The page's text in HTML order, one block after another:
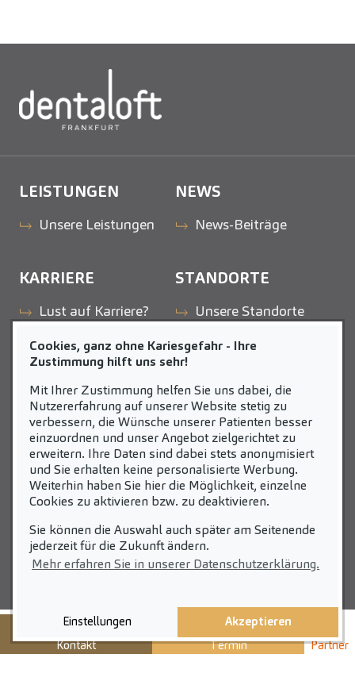
LEISTUNGEN
Unsere Leistungen
NEWS
News-Beiträge
KARRIERE
Lust auf Karriere?
Fakten
Geschichten aus
der Praxis
Initiativbewerbung
STANDORTE
Unsere Standorte
ZAHNEINS
zahneins.com
STARTSEITE
KONTAKT
Termin
Kontakt Partner
Cookies, ganz ohne Kariesgefahr - Ihre
Zustimmung hilft uns sehr!
Mit Ihrer Zustimmung helfen Sie uns dabei, die
Nutzererfahrung auf unserer Website stetig zu
verbessern, die Wünsche unserer Patienten besser
einzuordnen und unser Angebot zielgerichtet zu
erweitern. Ihre Daten sind dabei stets anonymisiert
und Sie erhalten keine personalisierte Werbung.
Weiterhin haben Sie hier die Möglichkeit, einzelne
Cookies zu aktivieren bzw. zu deaktivieren.
Sie können die Auswahl auch später am Seitenende
jederzeit für die Zukunft ändern.
Mehr erfahren Sie in unserer Datenschutzerklärung.
Akzeptieren
Einstellungen